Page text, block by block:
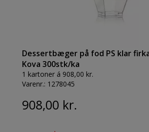
Dessertbæger på fod PS klar
Kova 300stk/ka
1 kartoner á 908,00 kr.
Varenr.: 1278045
908,00 kr.